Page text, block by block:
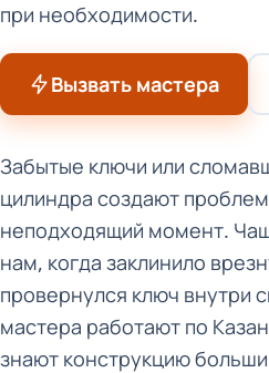
при необходимости.
Вызвать мастера
Забытые ключи или
цилиндра создают
неподходящий момент.
нам, когда заклинило
провернулся ключ внутри
мастера работают по
знают конструкцию